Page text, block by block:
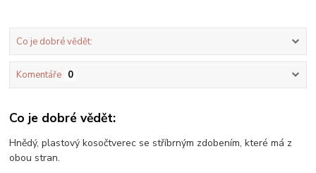
Co je dobré vědět:
Komentáře 0
Co je dobré vědět:
Hnědý, plastový kosočtverec se stříbrným zdobením, které má z
obou stran.